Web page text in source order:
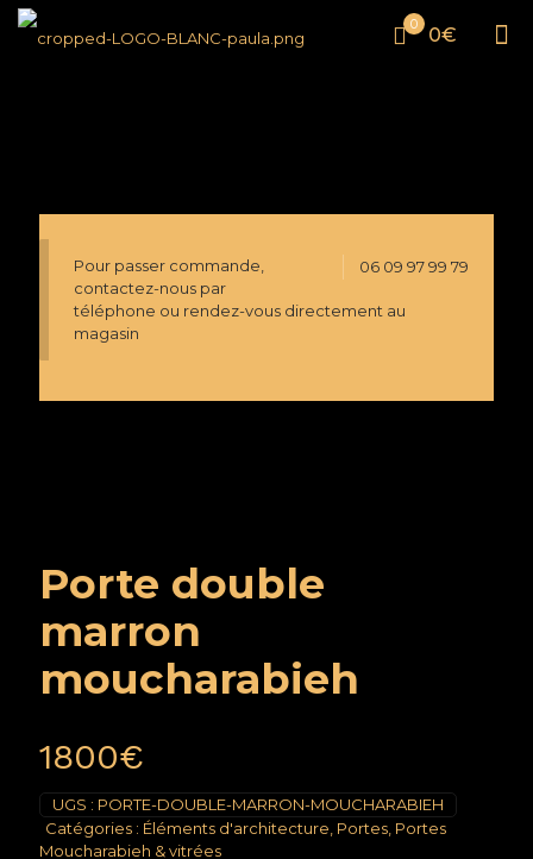
0 0€
06 09 97 99 79
Pour passer commande,
contactez-nous par
téléphone ou rendez-vous directement au
magasin
Porte double
marron
moucharabieh
1800€
UGS : PORTE-DOUBLE-MARRON-MOUCHARABIEH
Catégories : Éléments d'architecture Portes Portes
Moucharabieh & vitrées